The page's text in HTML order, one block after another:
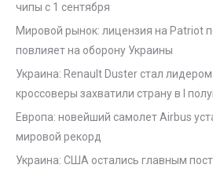
чипы с 1 сентября
Мировой рынок: лицензия на Patriot
повлияет на оборону Украины
Украина: Renault Duster стал
кроссоверы захватили страну в I
Европа: новейший самолет Airbus
мировой рекорд
Украина: США остались главным